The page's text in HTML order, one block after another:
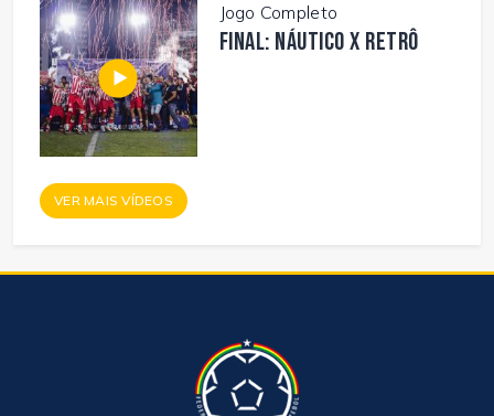
Jogo Completo
FINAL: NÁUTICO X RETRÔ
VER MAIS VÍDEOS